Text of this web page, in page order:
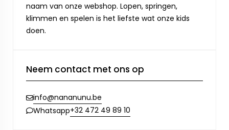
naam van onze webshop. Lopen, springen,
klimmen en spelen is het liefste wat onze kids
doen.
Neem contact met ons op
info@nananunu.be
Whatsapp+32 472 49 89 10